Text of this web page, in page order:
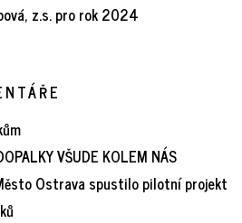
z.s. pro rok 2024
VŠUDE KOLEM NÁS
Ostrava spustilo pilotní projekt